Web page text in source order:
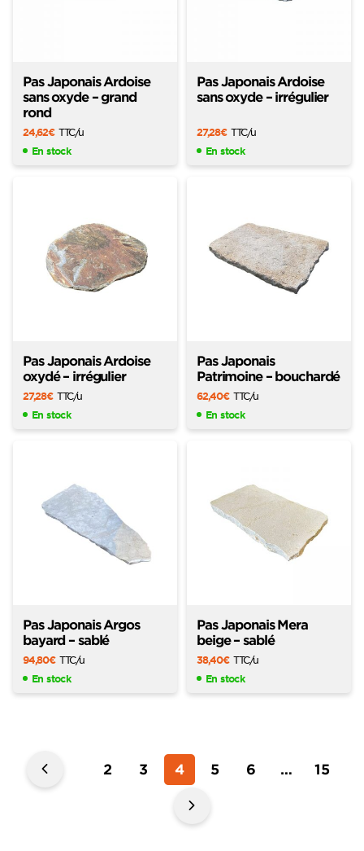
Pas Japonais Ardoise
sans oxyde – grand
rond
24,62€ TTC/u
En stock
Pas Japonais Ardoise
sans oxyde – irrégulier
27,28€ TTC/u
En stock
Pas Japonais Ardoise
oxydé – irrégulier
27,28€ TTC/u
En stock
Pas Japonais
Patrimoine – bouchardé
62,40€ TTC/u
En stock
Pas Japonais Argos
bayard – sablé
94,80€ TTC/u
En stock
Pas Japonais Mera
beige – sablé
38,40€ TTC/u
En stock
Navigation
des
2 3 4 5 6 …
15
Suivante